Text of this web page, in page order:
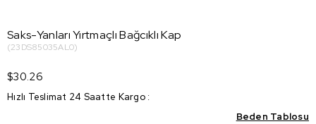
Saks-Yanları Yırtmaçlı Bağcıklı Kap
(23DS85035AL0)
$30.26
Hızlı Teslimat 24 Saatte Kargo :
Beden Tablosu